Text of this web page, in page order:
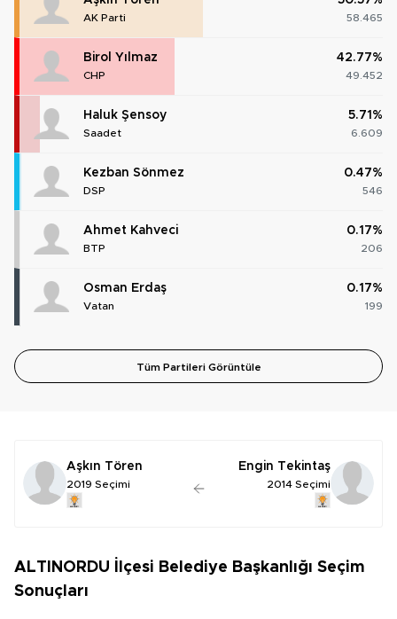
AK Parti 58.465
Birol Yılmaz
CHP
42.77%
49.452
Haluk Şensoy
Saadet
5.71%
6.609
Kezban Sönmez
DSP
0.47%
546
Ahmet Kahveci
BTP
0.17%
206
Osman Erdaş
Vatan
0.17%
199
Tüm Partileri Görüntüle
Aşkın Tören
2019 Seçimi
Engin Tekintaş
2014 Seçimi
ALTINORDU İlçesi Belediye Başkanlığı Seçim
Sonuçları